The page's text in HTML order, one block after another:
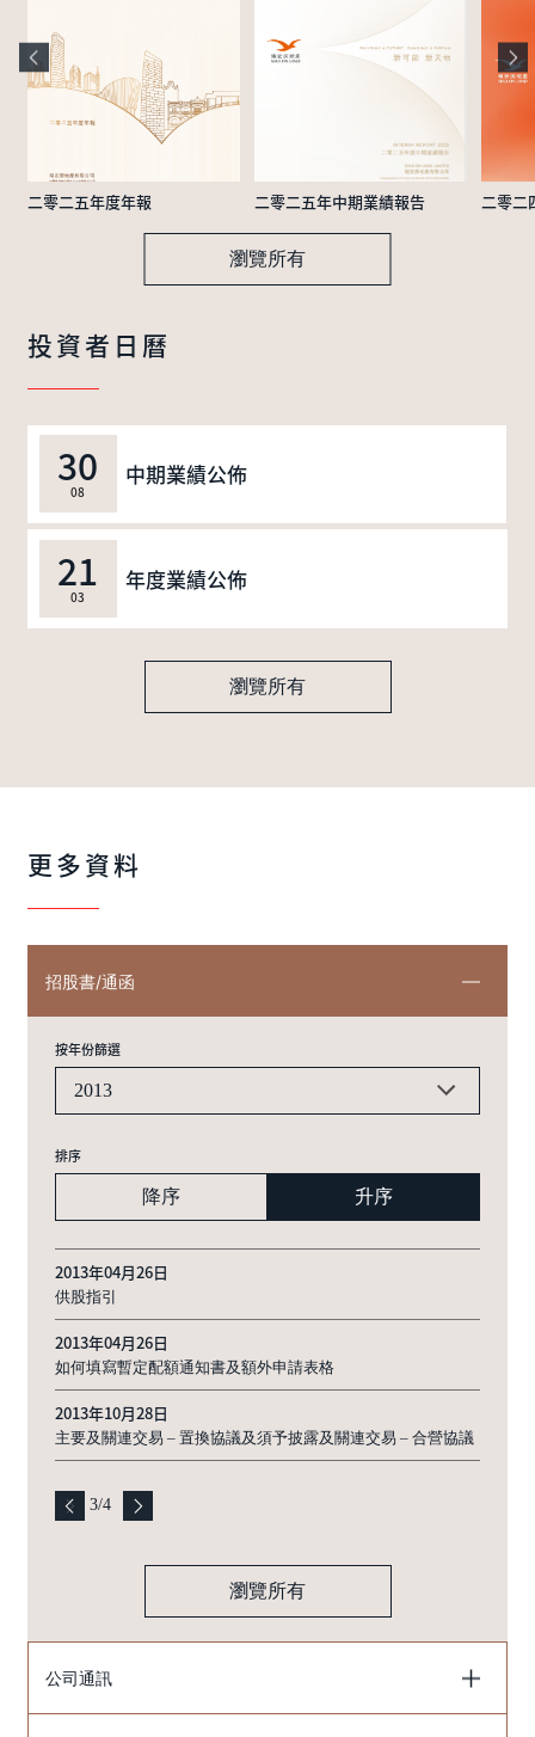
二零二五年度年報 二零二五年中期業績報告 二零二
瀏覽所有
投資者日曆
30
08
中期業績公佈
21
03
年度業績公佈
瀏覽所有
更多資料
招股書/通函
按年份篩選
2013
排序
降序 升序
2013年04月26日
供股指引
2013年04月26日
如何填寫暫定配額通知書及額外申請表格
2013年10月28日
主要及關連交易 – 置換協議及須予披露及關連交易 – 合營協議
3/4
瀏覽所有
公司通訊